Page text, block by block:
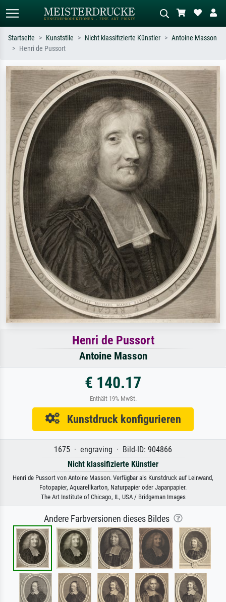
Suchen Sie nach Künstlern, Werktiteln
oder Stilen – z.B. Monet,
Sternennacht, Impressionismus, Welle
Hokusai, Akt.
Beschreiben Sie die Szene – z.B. Grüne
Wiese, Abstrakt mit viel Rot, Dunkles
Ölgemälde, Stehender Akt neben einem
Baum.
Startseite Kunststile Nicht klassifizierte Künstler
Antoine Masson
Henri de Pussort
Henri de Pussort
Antoine Masson
€ 140.17
Enthält 19% MwSt.
Kunstdruck konfigurieren
1675 · engraving · Bild-ID: 904866
Nicht klassifizierte Künstler
Henri de Pussort von Antoine Masson. Verfügbar als Kunstdruck auf Leinwand,
Fotopapier, Aquarellkarton, Naturpapier oder Japanpapier.
The Art Institute of Chicago, IL, USA / Bridgeman Images
Andere Farbversionen dieses Bildes